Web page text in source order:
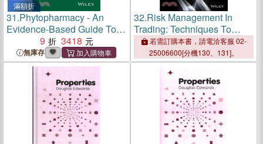
滿額折
31.Phytopharmacy - An
Evidence-Based Guide To
Herbal Medicinal Products
9 3418
無庫存
32.Risk Management In
Trading: Techniques To
Drive Profitability Of Hedge
Funds And Trading Desks
若需訂購本書，請電洽客服 02-
25006600[分機130、131]。